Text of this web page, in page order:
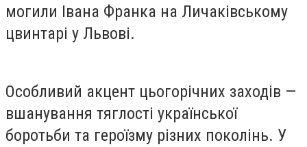
могили Івана Франка на Личаківському
цвинтарі у Львові.
Особливий акцент цьогорічних заходів —
вшанування тяглості української
боротьби та героїзму різних поколінь. У